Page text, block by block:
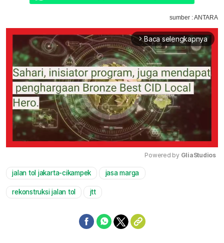
sumber : ANTARA
arrow_forward_ios Baca selengkapnya
Powered by GliaStudios
jalan tol jakarta-cikampek jasa marga
rekonstruksi jalan tol jtt